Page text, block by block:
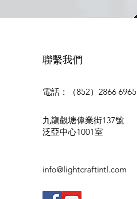
聯繫我們
電話：（852）2866 6965
九龍觀塘偉業街137號
泛亞中心1001室
info@lightcraftintl.com